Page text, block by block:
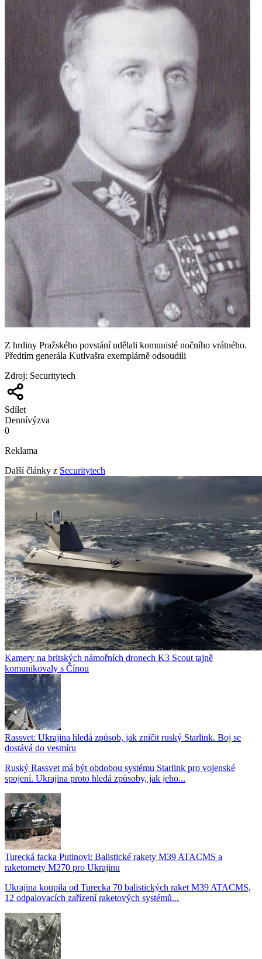
Z hrdiny Pražského povstání udělali komunisté nočního vrátného.
Předtím generála Kutlvašra exemplárně odsoudili
Zdroj: Securitytech
Sdílet
Dennívýzva
0
Reklama
Další články z Securitytech
Kamery na britských námořních dronech K3 Scout tajně
komunikovaly s Čínou
Rassvet: Ukrajina hledá způsob, jak zničit ruský Starlink. Boj se
dostává do vesmíru
Ruský Rassvet má být obdobou systému Starlink pro vojenské
spojení. Ukrajina proto hledá způsoby, jak jeho...
Turecká facka Putinovi: Balistické rakety M39 ATACMS a
raketomety M270 pro Ukrajinu
Ukrajina koupila od Turecka 70 balistických raket M39 ATACMS,
12 odpalovacích zařízení raketových systémů...